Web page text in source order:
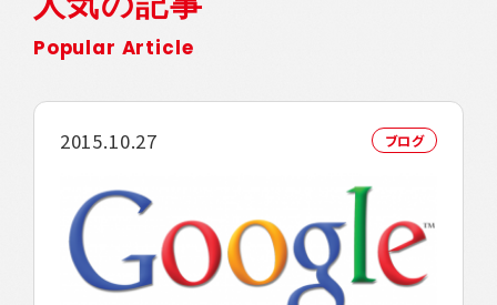
Popular Article
2015.10.27 ブログ